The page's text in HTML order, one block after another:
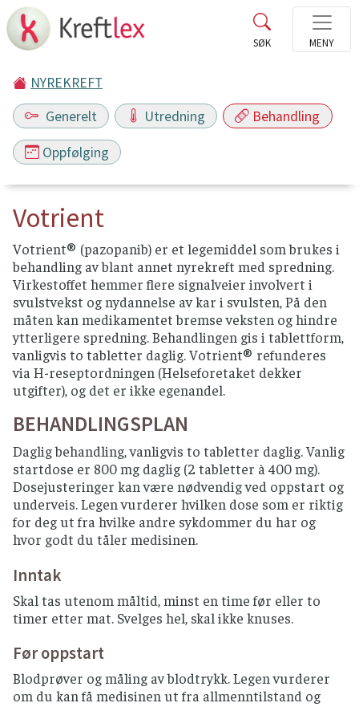
NYREKREFT
Generelt
Utredning Behandling
Oppfølging
Votrient
Votrient® (pazopanib) er et legemiddel som brukes i
behandling av blant annet nyrekreft med spredning.
Virkestoffet hemmer flere signalveier involvert i
svulstvekst og nydannelse av kar i svulsten, På den
måten kan medikamentet bremse veksten og hindre
ytterligere spredning. Behandlingen gis i tablettform,
vanligvis to tabletter daglig. Votrient® refunderes
via H-reseptordningen (Helseforetaket dekker
utgifter), og det er ikke egenandel.
BEHANDLINGSPLAN
Daglig behandling, vanligvis to tabletter daglig. Vanlig
startdose er 800 mg daglig (2 tabletter à 400 mg).
Dosejusteringer kan være nødvendig ved oppstart og
underveis. Legen vurderer hvilken dose som er riktig
for deg ut fra hvilke andre sykdommer du har og
hvor godt du tåler medisinen.
Inntak
Skal tas utenom måltid, minst en time før eller to
timer etter mat. Svelges hel, skal ikke knuses.
Før oppstart
Blodprøver og måling av blodtrykk. Legen vurderer
om du kan få medisinen ut fra allmenntilstand og